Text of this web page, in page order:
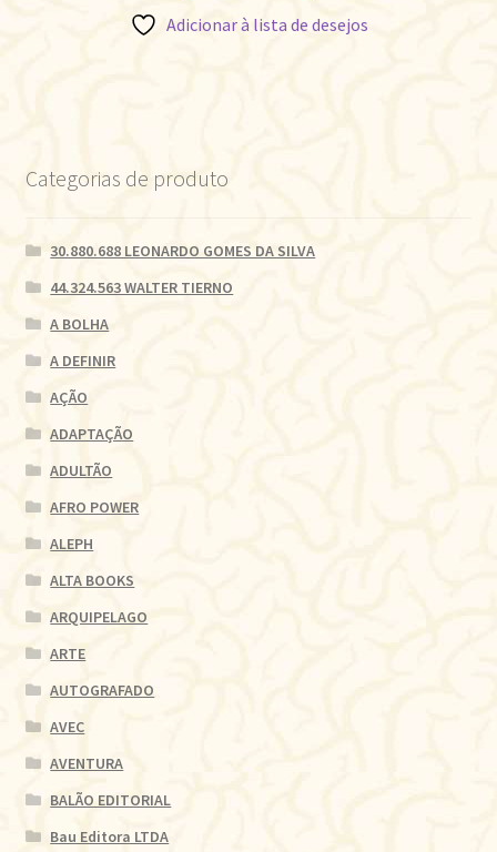
Adicionar à lista de desejos
Categorias de produto
30.880.688 LEONARDO GOMES DA SILVA
44.324.563 WALTER TIERNO
A BOLHA
A DEFINIR
AÇÃO
ADAPTAÇÃO
ADULTÃO
AFRO POWER
ALEPH
ALTA BOOKS
ARQUIPELAGO
ARTE
AUTOGRAFADO
AVEC
AVENTURA
BALÃO EDITORIAL
Bau Editora LTDA